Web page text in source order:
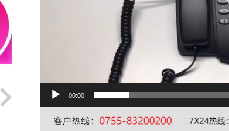
00:00